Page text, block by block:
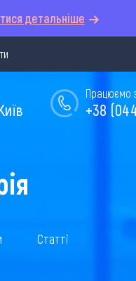
детальніше
Працюємо
+38
Статті